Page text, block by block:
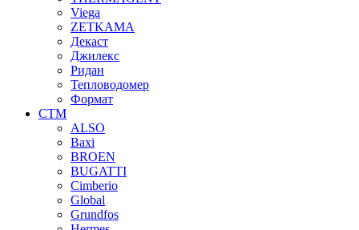
Viega
ZETKAMA
Декаст
Джилекс
Ридан
Тепловодомер
Формат
СТМ
ALSO
Baxi
BROEN
BUGATTI
Cimberio
Global
Grundfos